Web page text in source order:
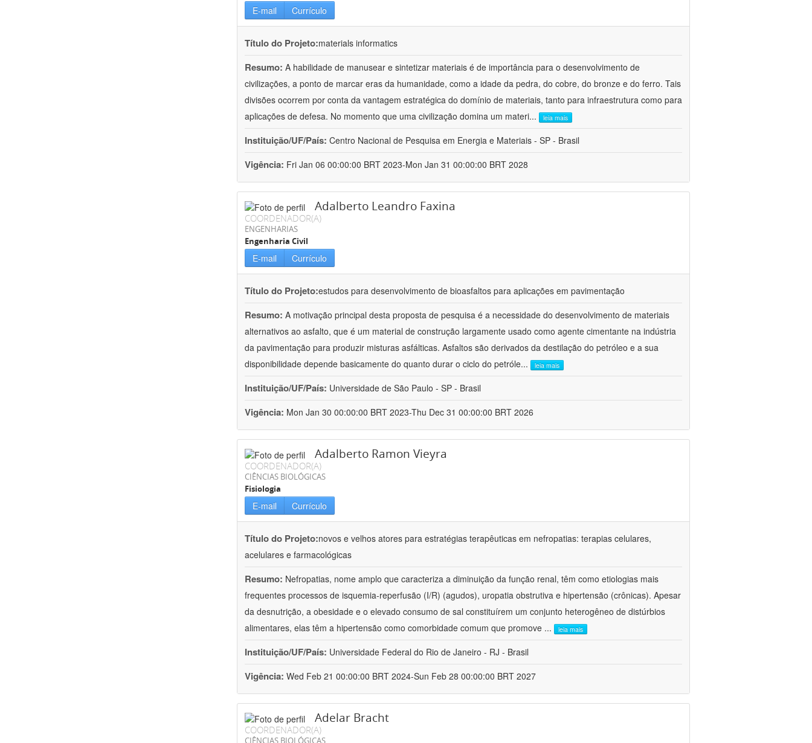
E-mail Currículo
Título do Projeto:materials informatics
Resumo: A habilidade de manusear e sintetizar materiais é de importância para o desenvolvimento de
civilizações, a ponto de marcar eras da humanidade, como a idade da pedra, do cobre, do bronze e do ferro. Tais
divisões ocorrem por conta da vantagem estratégica do domínio de materiais, tanto para infraestrutura como para
aplicações de defesa. No momento que uma civilização domina um materi... leia mais
Instituição/UF/País: Centro Nacional de Pesquisa em Energia e Materiais - SP - Brasil
Vigência: Fri Jan 06 00:00:00 BRT 2023-Mon Jan 31 00:00:00 BRT 2028
Adalberto Leandro Faxina
COORDENADOR(A)
ENGENHARIAS
Engenharia Civil
E-mail Currículo
Título do Projeto:estudos para desenvolvimento de bioasfaltos para aplicações em pavimentação
Resumo: A motivação principal desta proposta de pesquisa é a necessidade do desenvolvimento de materiais
alternativos ao asfalto, que é um material de construção largamente usado como agente cimentante na indústria
da pavimentação para produzir misturas asfálticas. Asfaltos são derivados da destilação do petróleo e a sua
disponibilidade depende basicamente do quanto durar o ciclo do petróle... leia mais
Instituição/UF/País: Universidade de São Paulo - SP - Brasil
Vigência: Mon Jan 30 00:00:00 BRT 2023-Thu Dec 31 00:00:00 BRT 2026
Adalberto Ramon Vieyra
COORDENADOR(A)
CIÊNCIAS BIOLÓGICAS
Fisiologia
E-mail Currículo
Título do Projeto:novos e velhos atores para estratégias terapêuticas em nefropatias: terapias celulares,
acelulares e farmacológicas
Resumo: Nefropatias, nome amplo que caracteriza a diminuição da função renal, têm como etiologias mais
frequentes processos de isquemia-reperfusão (I/R) (agudos), uropatia obstrutiva e hipertensão (crônicas). Apesar
da desnutrição, a obesidade e o elevado consumo de sal constituírem um conjunto heterogêneo de distúrbios
alimentares, elas têm a hipertensão como comorbidade comum que promove ... leia mais
Instituição/UF/País: Universidade Federal do Rio de Janeiro - RJ - Brasil
Vigência: Wed Feb 21 00:00:00 BRT 2024-Sun Feb 28 00:00:00 BRT 2027
Adelar Bracht
COORDENADOR(A)
CIÊNCIAS BIOLÓGICAS